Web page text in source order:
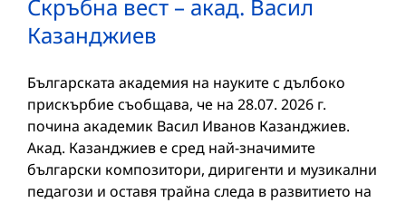
Скръбна вест – акад. Васил
Казанджиев
Българската академия на науките с дълбоко
прискърбие съобщава, че на 28.07. 2026 г.
почина академик Васил Иванов Казанджиев.
Акад. Казанджиев е сред най-значимите
български композитори, диригенти и музикални
педагози и оставя трайна следа в развитието на